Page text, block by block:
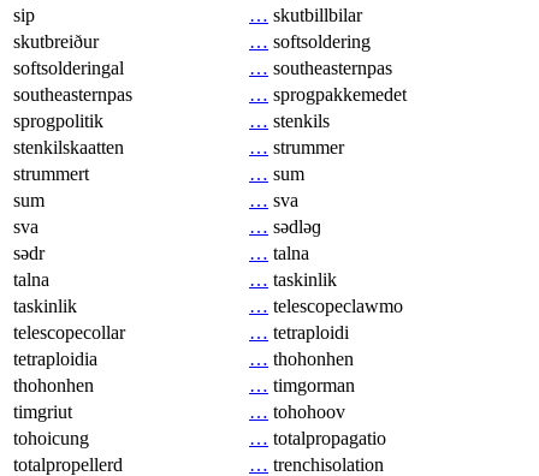
sip
… skutbillbilar
skutbreiður
… softsoldering
softsolderingal
… southeasternpas
southeasternpas
… sprogpakkemedet
sprogpolitik
… stenkils
stenkilskaatten
… strummer
strummert
… sum
sum
… sva
sva
… sədləɡ
sədr
… talna
talna
… taskinlik
taskinlik
… telescopeclawmo
telescopecollar
… tetraploidi
tetraploidia
… thohonhen
thohonhen
… timgorman
timgriut
… tohohoov
tohoicung
… totalpropagatio
totalpropellerd
… trenchisolation